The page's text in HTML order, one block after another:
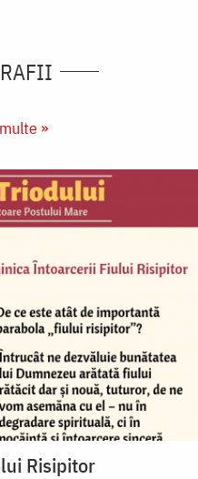
»
Risipitor